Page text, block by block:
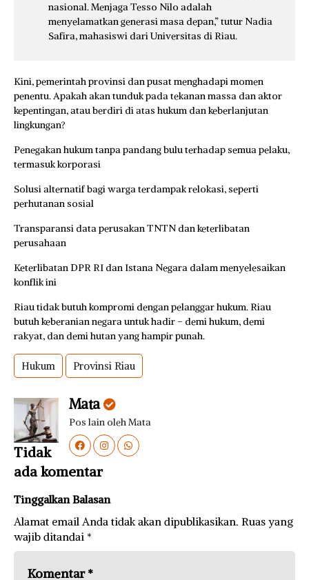
nasional. Menjaga Tesso Nilo adalah
menyelamatkan generasi masa depan,” tutur Nadia
Safira, mahasiswi dari Universitas di Riau.
Kini, pemerintah provinsi dan pusat menghadapi momen
penentu. Apakah akan tunduk pada tekanan massa dan aktor
kepentingan, atau berdiri di atas hukum dan keberlanjutan
lingkungan?
Penegakan hukum tanpa pandang bulu terhadap semua pelaku,
termasuk korporasi
Solusi alternatif bagi warga terdampak relokasi, seperti
perhutanan sosial
Transparansi data perusakan TNTN dan keterlibatan
perusahaan
Keterlibatan DPR RI dan Istana Negara dalam menyelesaikan
konflik ini
Riau tidak butuh kompromi dengan pelanggar hukum. Riau
butuh keberanian negara untuk hadir – demi hukum, demi
rakyat, dan demi hutan yang hampir punah.
Hukum Provinsi Riau
Mata
Pos lain oleh Mata
Tidak
ada komentar
Tinggalkan Balasan
Alamat email Anda tidak akan dipublikasikan. Ruas yang
wajib ditandai *
Komentar*